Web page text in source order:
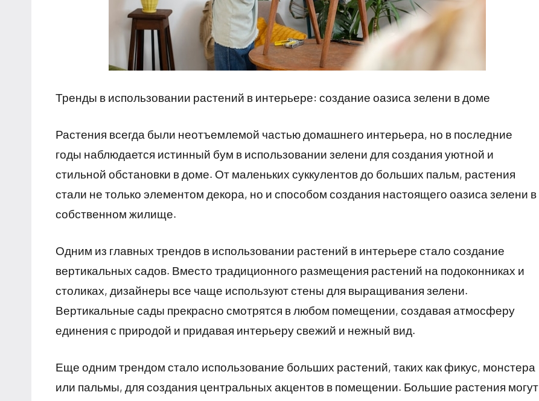
Тренды в использовании растений в интерьере: создание оазиса зелени в доме
Растения всегда были неотъемлемой частью домашнего интерьера, но в последние
годы наблюдается истинный бум в использовании зелени для создания уютной и
стильной обстановки в доме. От маленьких суккулентов до больших пальм, растения
стали не только элементом декора, но и способом создания настоящего оазиса зелени в
собственном жилище.
Одним из главных трендов в использовании растений в интерьере стало создание
вертикальных садов. Вместо традиционного размещения растений на подоконниках и
столиках, дизайнеры все чаще используют стены для выращивания зелени.
Вертикальные сады прекрасно смотрятся в любом помещении, создавая атмосферу
единения с природой и придавая интерьеру свежий и нежный вид.
Еще одним трендом стало использование больших растений, таких как фикус, монстера
или пальмы, для создания центральных акцентов в помещении. Большие растения могут